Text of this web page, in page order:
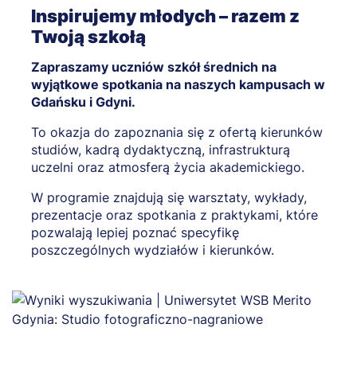
Inspirujemy młodych – razem z
Twoją szkołą
Zapraszamy uczniów szkół średnich na
wyjątkowe spotkania na naszych kampusach w
Gdańsku i Gdyni.
To okazja do zapoznania się z ofertą kierunków
studiów, kadrą dydaktyczną, infrastrukturą
uczelni oraz atmosferą życia akademickiego.
W programie znajdują się warsztaty, wykłady,
prezentacje oraz spotkania z praktykami, które
pozwalają lepiej poznać specyfikę
poszczególnych wydziałów i kierunków.